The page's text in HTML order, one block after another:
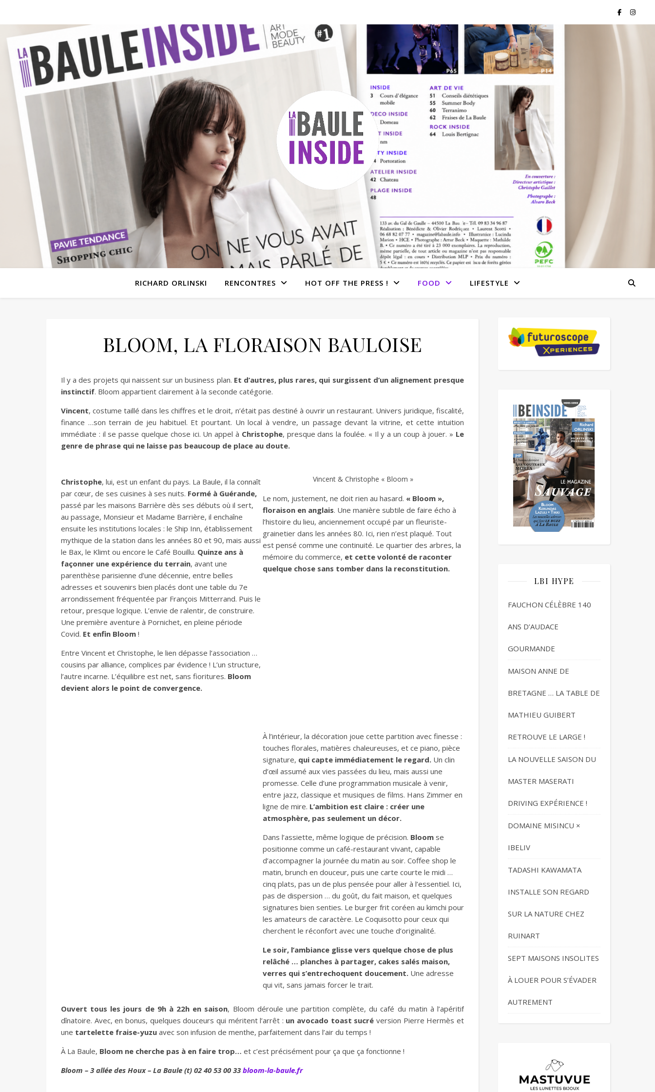
RICHARD ORLINSKI RENCONTRES HOT OFF THE PRESS ! FOOD LIFESTYLE
BLOOM, LA FLORAISON BAULOISE
Il y a des projets qui naissent sur un business plan. Et d’autres, plus rares, qui surgissent d’un alignement presque
instinctif. Bloom appartient clairement à la seconde catégorie.
Vincent, costume taillé dans les chiffres et le droit, n’était pas destiné à ouvrir un restaurant. Univers juridique, fiscalité,
finance …son terrain de jeu habituel. Et pourtant. Un local à vendre, un passage devant la vitrine, et cette intuition
immédiate : il se passe quelque chose ici. Un appel à Christophe, presque dans la foulée. « Il y a un coup à jouer. » Le
genre de phrase qui ne laisse pas beaucoup de place au doute.
Christophe, lui, est un enfant du pays. La Baule, il la connaît
par cœur, de ses cuisines à ses nuits. Formé à Guérande,
passé par les maisons Barrière dès ses débuts où il sert,
au passage, Monsieur et Madame Barrière, il enchaîne
ensuite les institutions locales : le Ship Inn, établissement
mythique de la station dans les années 80 et 90, mais aussi
le Bax, le Klimt ou encore le Café Bouillu. Quinze ans à
façonner une expérience du terrain, avant une
parenthèse parisienne d’une décennie, entre belles
adresses et souvenirs bien placés dont une table du 7e
arrondissement fréquentée par François Mitterrand. Puis le
retour, presque logique. L’envie de ralentir, de construire.
Une première aventure à Pornichet, en pleine période
Covid. Et enfin Bloom !
Entre Vincent et Christophe, le lien dépasse l’association …
cousins par alliance, complices par évidence ! L’un structure,
l’autre incarne. L’équilibre est net, sans fioritures. Bloom
devient alors le point de convergence.
Vincent & Christophe « Bloom »
Le nom, justement, ne doit rien au hasard. « Bloom »,
floraison en anglais. Une manière subtile de faire écho à
l’histoire du lieu, anciennement occupé par un fleuriste-
grainetier dans les années 80. Ici, rien n’est plaqué. Tout
est pensé comme une continuité. Le quartier des arbres, la
mémoire du commerce, et cette volonté de raconter
quelque chose sans tomber dans la reconstitution.
À l’intérieur, la décoration joue cette partition avec finesse :
touches florales, matières chaleureuses, et ce piano, pièce
signature, qui capte immédiatement le regard.Un clin
d’œil assumé aux vies passées du lieu, mais aussi une
promesse. Celle d’une programmation musicale à venir,
entre jazz, classique et musiques de films. Hans Zimmer en
ligne de mire. L’ambition est claire : créer une
atmosphère, pas seulement un décor.
Dans l’assiette, même logique de précision. Bloomse
positionne comme un café-restaurant vivant, capable
d’accompagner la journée du matin au soir. Coffee shop le
matin, brunch en douceur, puis une carte courte le midi …
cinq plats, pas un de plus pensée pour aller à l’essentiel. Ici,
pas de dispersion … du goût, du fait maison, et quelques
signatures bien senties. Le burger frit coréen au kimchi pour
les amateurs de caractère. Le Coquisotto pour ceux qui
cherchent le réconfort avec une touche d’originalité.
Le soir, l’ambiance glisse vers quelque chose de plus
relâché … planches à partager, cakes salés maison,
verres qui s’entrechoquent doucement.Une adresse
qui vit, sans jamais forcer le trait.
Ouvert tous les jours de 9h à 22h en saison, Bloom déroule une partition complète, du café du matin à l’apéritif
dînatoire. Avec, en bonus, quelques douceurs qui méritent l’arrêt : un avocado toast sucré version Pierre Hermès et
une tartelette fraise-yuzu avec son infusion de menthe, parfaitement dans l’air du temps !
À La Baule, Bloom ne cherche pas à en faire trop… et c’est précisément pour ça que ça fonctionne !
Bloom – 3 allée des Houx – La Baule (t) 02 40 53 00 33 bloom-la-baule.fr
LBI HYPE
FAUCHON CÉLÈBRE 140
ANS D’AUDACE
GOURMANDE
MAISON ANNE DE
BRETAGNE … LA TABLE DE
MATHIEU GUIBERT
RETROUVE LE LARGE !
LA NOUVELLE SAISON DU
MASTER MASERATI
DRIVING EXPÉRIENCE !
DOMAINE MISINCU ×
IBELIV
TADASHI KAWAMATA
INSTALLE SON REGARD
SUR LA NATURE CHEZ
RUINART
SEPT MAISONS INSOLITES
À LOUER POUR S’ÉVADER
AUTREMENT